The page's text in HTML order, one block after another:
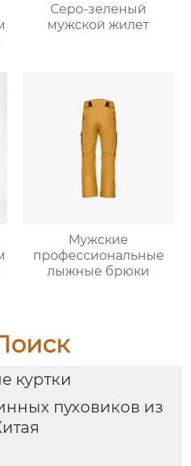
Серо-зеленый
мужской жилет
Мужские
профессиональные
лыжные брюки
куртки
пуховиков из